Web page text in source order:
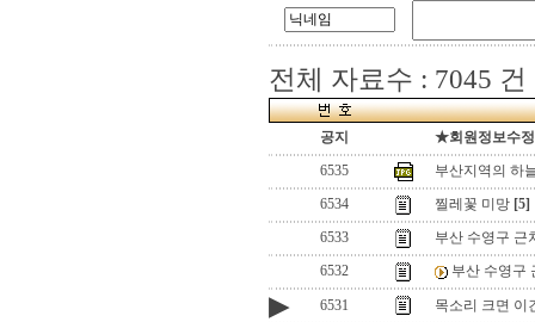
전체 자료수 : 7045 건
공지
★회원정보수
6535
부산지역의 하
6534
찔레꽃 미망 [5]
6533
부산 수영구 근
6532
부산 수영구
▶ 6531
목소리 크면 이